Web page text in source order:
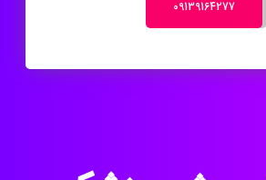
‎09139164277